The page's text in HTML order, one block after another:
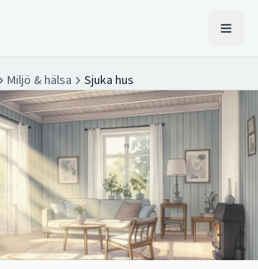
Miljö & hälsa Sjuka hus